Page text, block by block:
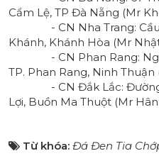
Cẩm Lệ, TP Đà Nẵng (Mr
- CN Nha Trang: Cầu
Khánh, Khánh Hòa (Mr
- CN Phan Rang: Ngã
TP. Phan Rang, Ninh Thuận
- CN Đắk Lắc: Đường
Lợi, Buồn Ma Thuột (Mr Hân:
Từ khóa: Đá Đen Tia